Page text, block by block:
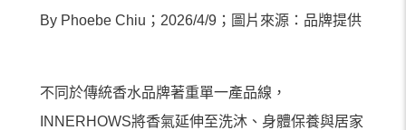
By Phoebe Chiu；2026/4/9；圖片來源：品牌提供
不同於傳統香水品牌著重單一產品線，
INNERHOWS將香氣延伸至洗沐、身體保養與居家